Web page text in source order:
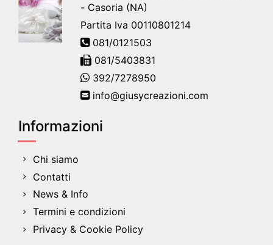
- Casoria (NA)
Partita Iva 00110801214
081/0121503
081/5403831
392/7278950
info@giusycreazioni.com
Informazioni
Chi siamo
Contatti
News & Info
Termini e condizioni
Privacy & Cookie Policy